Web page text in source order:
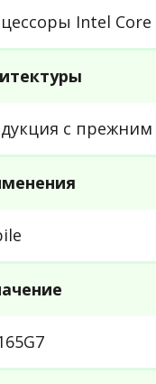
Intel Core
с